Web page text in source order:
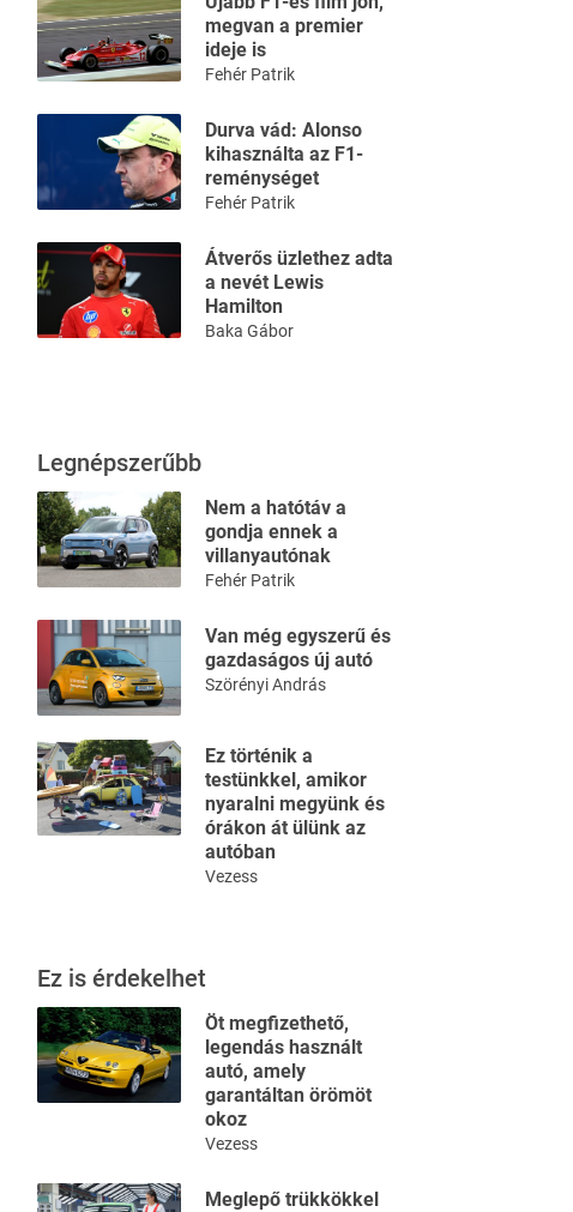
megvan a premier
ideje is
Fehér Patrik
Durva vád: Alonso
kihasználta az F1-
reménységet
Fehér Patrik
Átverős üzlethez adta
a nevét Lewis
Hamilton
Baka Gábor
Legnépszerűbb
Nem a hatótáv a
gondja ennek a
villanyautónak
Fehér Patrik
Van még egyszerű és
gazdaságos új autó
Szörényi András
Ez történik a
testünkkel, amikor
nyaralni megyünk és
órákon át ülünk az
autóban
Vezess
Ez is érdekelhet
Öt megfizethető,
legendás használt
autó, amely
garantáltan örömöt
okoz
Vezess
Meglepő trükkökkel